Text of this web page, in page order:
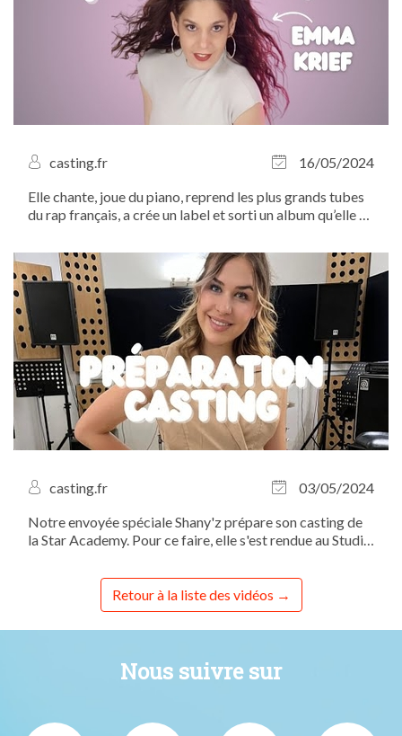
casting.fr
16/05/2024
Elle chante, joue du piano, reprend les plus grands tubes
du rap français, a crée un label et sorti un album qu’elle a
TRÈS productive Emma Krief...
casting.fr
03/05/2024
Notre envoyée spéciale Shany'z prépare son casting de
la Star Academy. Pour ce faire, elle s'est rendue au Studio
Floriane Colson.
Retour à la liste des vidéos
Nous suivre sur